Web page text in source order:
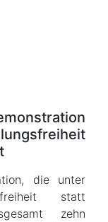
die unter
statt
zehn